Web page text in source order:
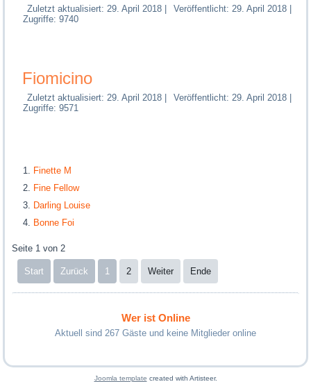
Zuletzt aktualisiert: 29. April 2018 Veröffentlicht: 29. April 2018
Zugriffe: 9740
Fiomicino
Zuletzt aktualisiert: 29. April 2018 Veröffentlicht: 29. April 2018
Zugriffe: 9571
Finette M
Fine Fellow
Darling Louise
Bonne Foi
Seite 1 von 2
Start Zurück 1 2 Weiter Ende
Wer ist Online
Aktuell sind 267 Gäste und keine Mitglieder online
Joomla template created with Artisteer.